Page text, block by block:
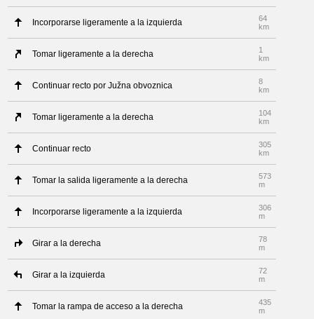
Incorporarse ligeramente a la izquierda
64
km
Tomar ligeramente a la derecha
1
km
Continuar recto por Južna obvoznica
8
km
Tomar ligeramente a la derecha
104
km
Continuar recto
305
km
Tomar la salida ligeramente a la derecha
573
m
Incorporarse ligeramente a la izquierda
306
m
Girar a la derecha
78
m
Girar a la izquierda
72
m
Tomar la rampa de acceso a la derecha
435
m